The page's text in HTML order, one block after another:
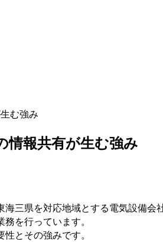
む強み
情報共有が生む強み
三県を対応地域とする電気設備会社
を行っています。
とその強みです。